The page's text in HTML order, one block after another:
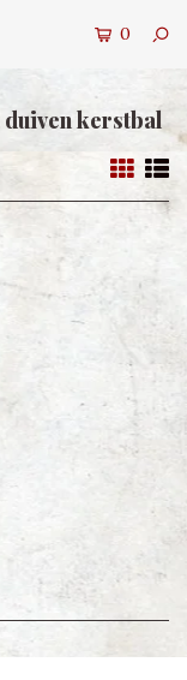
0
kerstbal